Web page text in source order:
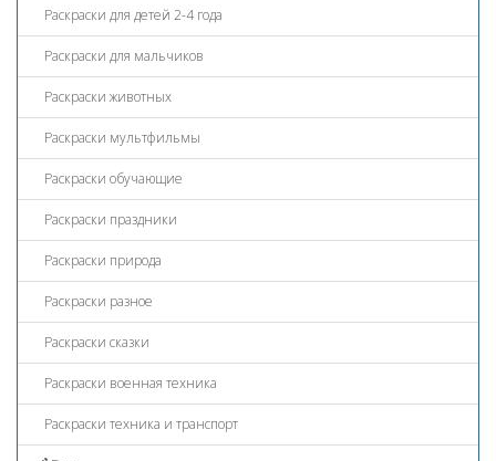
Раскраски для детей 2-4 года
Раскраски для мальчиков
Раскраски животных
Раскраски мультфильмы
Раскраски обучающие
Раскраски праздники
Раскраски природа
Раскраски разное
Раскраски сказки
Раскраски военная техника
Раскраски техника и транспорт